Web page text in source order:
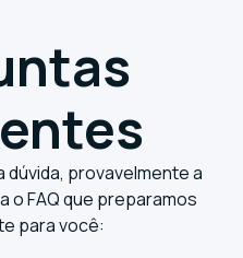
dúvida, provavelmente a
o FAQ que preparamos
para você: